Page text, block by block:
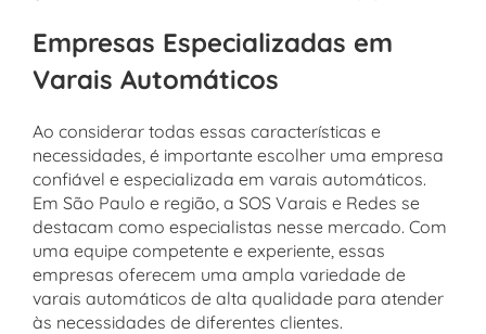
Empresas Especializadas em
Varais Automáticos
Ao considerar todas essas características e
necessidades, é importante escolher uma empresa
confiável e especializada em varais automáticos.
Em São Paulo e região, a SOS Varais e Redes se
destacam como especialistas nesse mercado. Com
uma equipe competente e experiente, essas
empresas oferecem uma ampla variedade de
varais automáticos de alta qualidade para atender
às necessidades de diferentes clientes.